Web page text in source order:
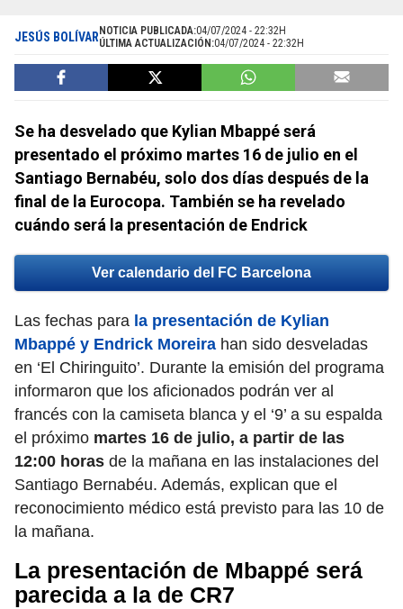
JESÚS BOLÍVAR NOTICIA PUBLICADA:04/07/2024 - 22:32H
ÚLTIMA ACTUALIZACIÓN:04/07/2024 - 22:32H
Se ha desvelado que Kylian Mbappé será
presentado el próximo martes 16 de julio en el
Santiago Bernabéu, solo dos días después de la
final de la Eurocopa. También se ha revelado
cuándo será la presentación de Endrick
Ver calendario del FC Barcelona
Las fechas para la presentación de Kylian
Mbappé y Endrick Moreira han sido desveladas
en ‘El Chiringuito’. Durante la emisión del programa
informaron que los aficionados podrán ver al
francés con la camiseta blanca y el ‘9’ a su espalda
el próximo martes 16 de julio, a partir de las
12:00 horas de la mañana en las instalaciones del
Santiago Bernabéu. Además, explican que el
reconocimiento médico está previsto para las 10 de
la mañana.
La presentación de Mbappé será
parecida a la de CR7